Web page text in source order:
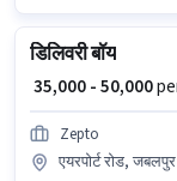
डिलिवरी बॉय
₹ 35,000 - 50,000
Zepto
एयरपोर्ट रोड, जबलपुर